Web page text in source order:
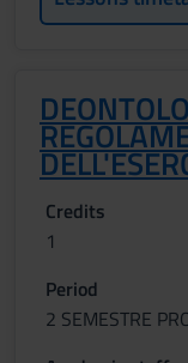
Credits
1
Period
2 SEMESTRE